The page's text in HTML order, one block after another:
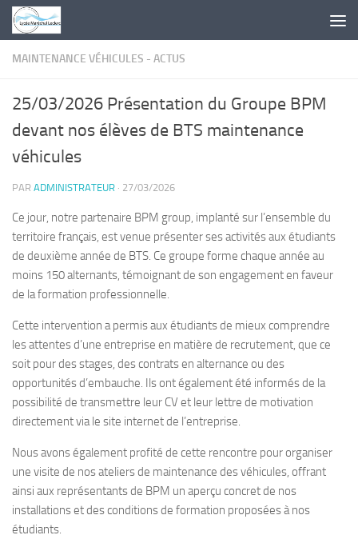
Skip to content
MAINTENANCE VÉHICULES - ACTUS
25/03/2026 Présentation du Groupe BPM
devant nos élèves de BTS maintenance
véhicules
PAR ADMINISTRATEUR · 27/03/2026
Ce jour, notre partenaire BPM group, implanté sur l’ensemble du
territoire français, est venue présenter ses activités aux étudiants
de deuxième année de BTS. Ce groupe forme chaque année au
moins 150 alternants, témoignant de son engagement en faveur
de la formation professionnelle.
Cette intervention a permis aux étudiants de mieux comprendre
les attentes d’une entreprise en matière de recrutement, que ce
soit pour des stages, des contrats en alternance ou des
opportunités d’embauche. Ils ont également été informés de la
possibilité de transmettre leur CV et leur lettre de motivation
directement via le site internet de l’entreprise.
Nous avons également profité de cette rencontre pour organiser
une visite de nos ateliers de maintenance des véhicules, offrant
ainsi aux représentants de BPM un aperçu concret de nos
installations et des conditions de formation proposées à nos
étudiants.